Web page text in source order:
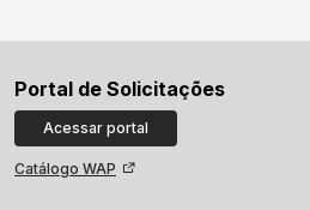
Portal de Solicitações
Acessar portal
Catálogo WAP